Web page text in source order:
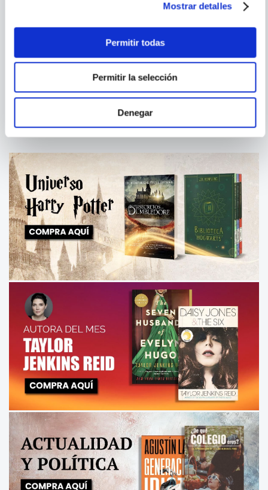
Mostrar detalles
Permitir todas
Permitir la selección
Denegar
GRABAR TU PROPIA MUSICA
Y VIDEOS
PAULA BONET